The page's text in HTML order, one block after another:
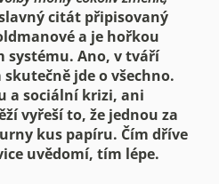
citát připisovaný
a je hořkou
systému. Ano, v tváří
jde o všechno.
a sociální krizi, ani
vyřeší to, že jednou za
kus papíru. Čím dříve
uvědomí, tím lépe.